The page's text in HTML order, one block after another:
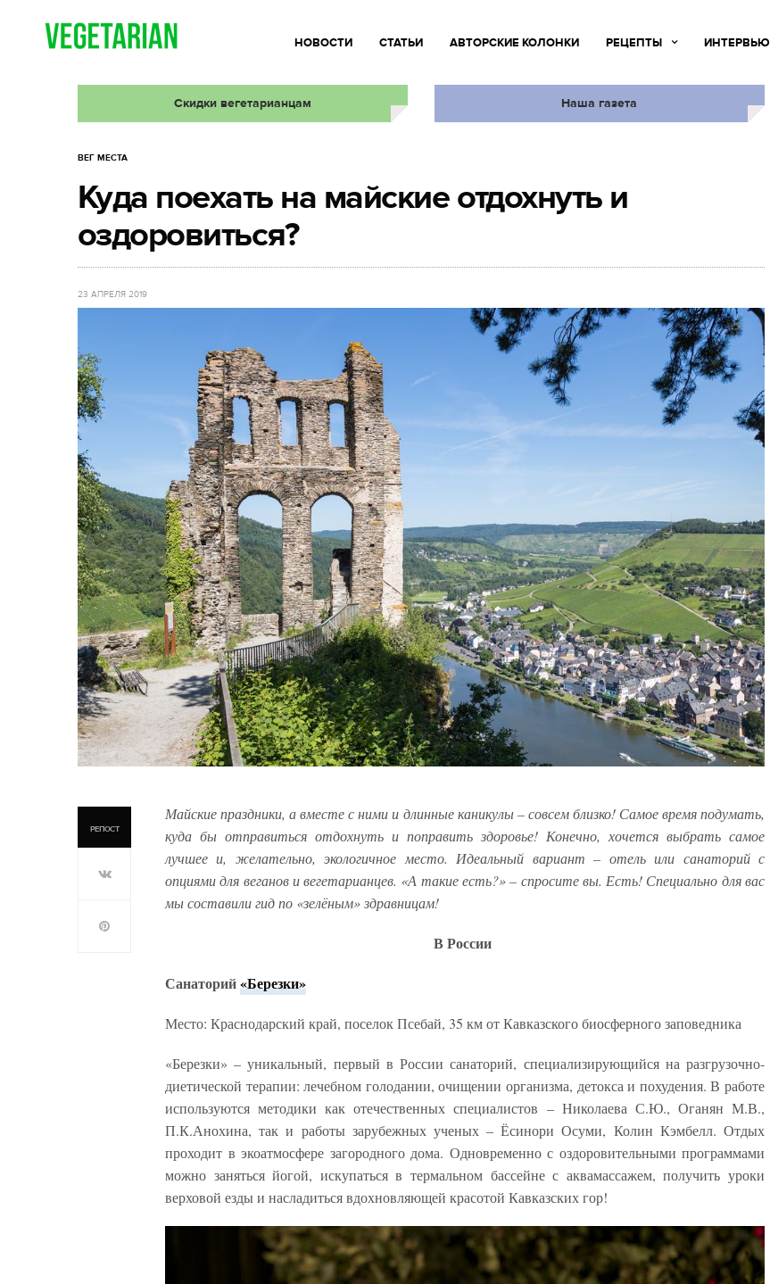
НОВОСТИ СТАТЬИ АВТОРСКИЕ КОЛОНКИ РЕЦЕПТЫ ИНТЕРВЬЮ
Скидки вегетарианцам Наша газета
ВЕГ МЕСТА
Куда поехать на майские отдохнуть и
оздоровиться?
23 АПРЕЛЯ 2019
РЕПОСТ
Майские праздники, а вместе с ними и длинные каникулы – совсем близко! Самое время подумать,
куда бы отправиться отдохнуть и поправить здоровье! Конечно, хочется выбрать самое
лучшее и, желательно, экологичное место. Идеальный вариант – отель или санаторий с
опциями для веганов и вегетарианцев. «А такие есть?» – спросите вы. Есть! Специально для вас
мы составили гид по «зелёным» здравницам!
В России
Санаторий«Березки»
Место: Краснодарский край, поселок Псебай, 35 км от Кавказского биосферного заповедника
«Березки» – уникальный, первый в России санаторий, специализирующийся на разгрузочно-
диетической терапии: лечебном голодании, очищении организма, детокса и похудения. В работе
используются методики как отечественных специалистов – Николаева С.Ю., Оганян М.В.,
П.К.Анохина, так и работы зарубежных ученых – Ёсинори Осуми, Колин Кэмбелл. Отдых
проходит в экоатмосфере загородного дома. Одновременно с оздоровительными программами
можно заняться йогой, искупаться в термальном бассейне с аквамассажем, получить уроки
верховой езды и насладиться вдохновляющей красотой Кавказских гор!